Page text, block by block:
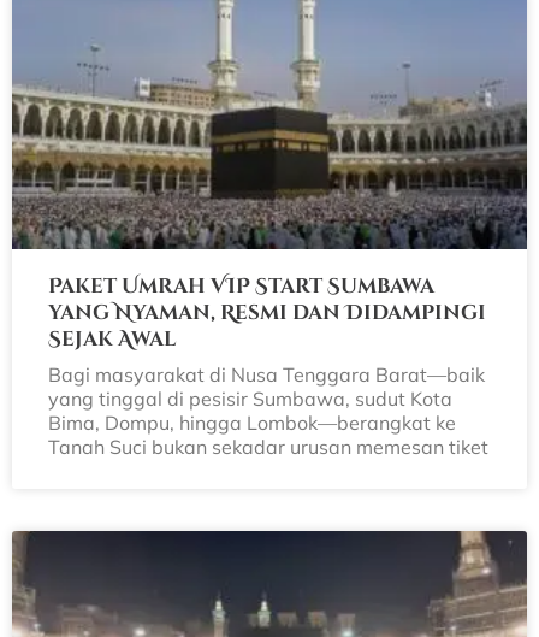
Paket Umrah VIP Start Sumbawa
yang Nyaman, Resmi dan Didampingi
Sejak Awal
Bagi masyarakat di Nusa Tenggara Barat—baik
yang tinggal di pesisir Sumbawa, sudut Kota
Bima, Dompu, hingga Lombok—berangkat ke
Tanah Suci bukan sekadar urusan memesan tiket